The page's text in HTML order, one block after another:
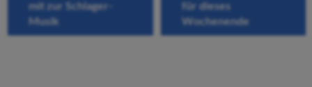
mit zur Schlager-
Musik
für dieses
Wochenende